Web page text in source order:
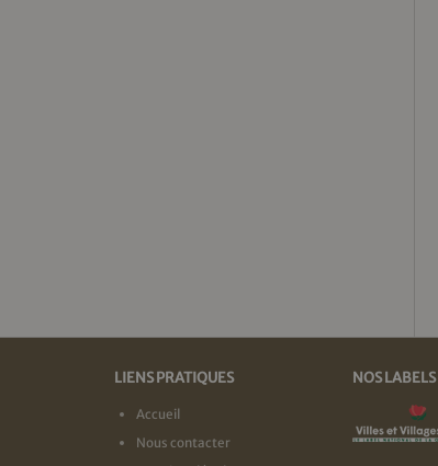
LIENS PRATIQUES
Accueil
Nous contacter
NOS LABELS